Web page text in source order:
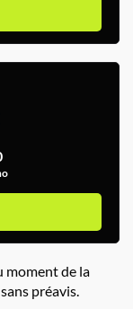
moment de la
préavis.